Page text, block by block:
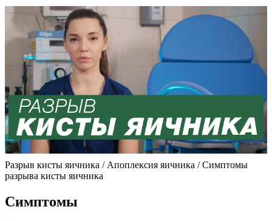
Разрыв кисты яичника / Апоплексия яичника / Симптомы
разрыва кисты яичника
Симптомы